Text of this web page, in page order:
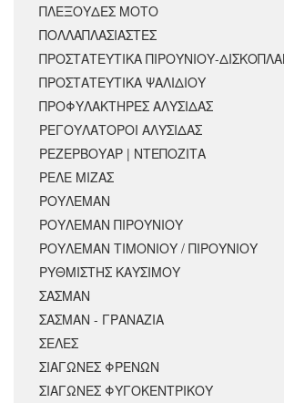
ΠΛΕΞΟΥΔΕΣ ΜΟΤΟ
ΠΟΛΛΑΠΛΑΣΙΑΣΤΕΣ
ΠΡΟΣΤΑΤΕΥΤΙΚΑ ΠΙΡΟΥΝΙΟΥ-
ΠΡΟΣΤΑΤΕΥΤΙΚΑ ΨΑΛΙΔΙΟΥ
ΠΡΟΦΥΛΑΚΤΗΡΕΣ ΑΛΥΣΙΔΑΣ
ΡΕΓΟΥΛΑΤΟΡΟΙ ΑΛΥΣΙΔΑΣ
ΡΕΖΕΡΒΟΥΑΡ | ΝΤΕΠΟΖΙΤΑ
ΡΕΛΕ ΜΙΖΑΣ
ΡΟΥΛΕΜΑΝ
ΡΟΥΛΕΜΑΝ ΠΙΡΟΥΝΙΟΥ
ΡΟΥΛΕΜΑΝ ΤΙΜΟΝΙΟΥ / ΠΙΡΟΥΝΙΟΥ
ΡΥΘΜΙΣΤΗΣ ΚΑΥΣΙΜΟΥ
ΣΑΣΜΑΝ
ΣΑΣΜΑΝ - ΓΡΑΝΑΖΙΑ
ΣΕΛΕΣ
ΣΙΑΓΩΝΕΣ ΦΡΕΝΩΝ
ΣΙΑΓΩΝΕΣ ΦΥΓΟΚΕΝΤΡΙΚΟΥ